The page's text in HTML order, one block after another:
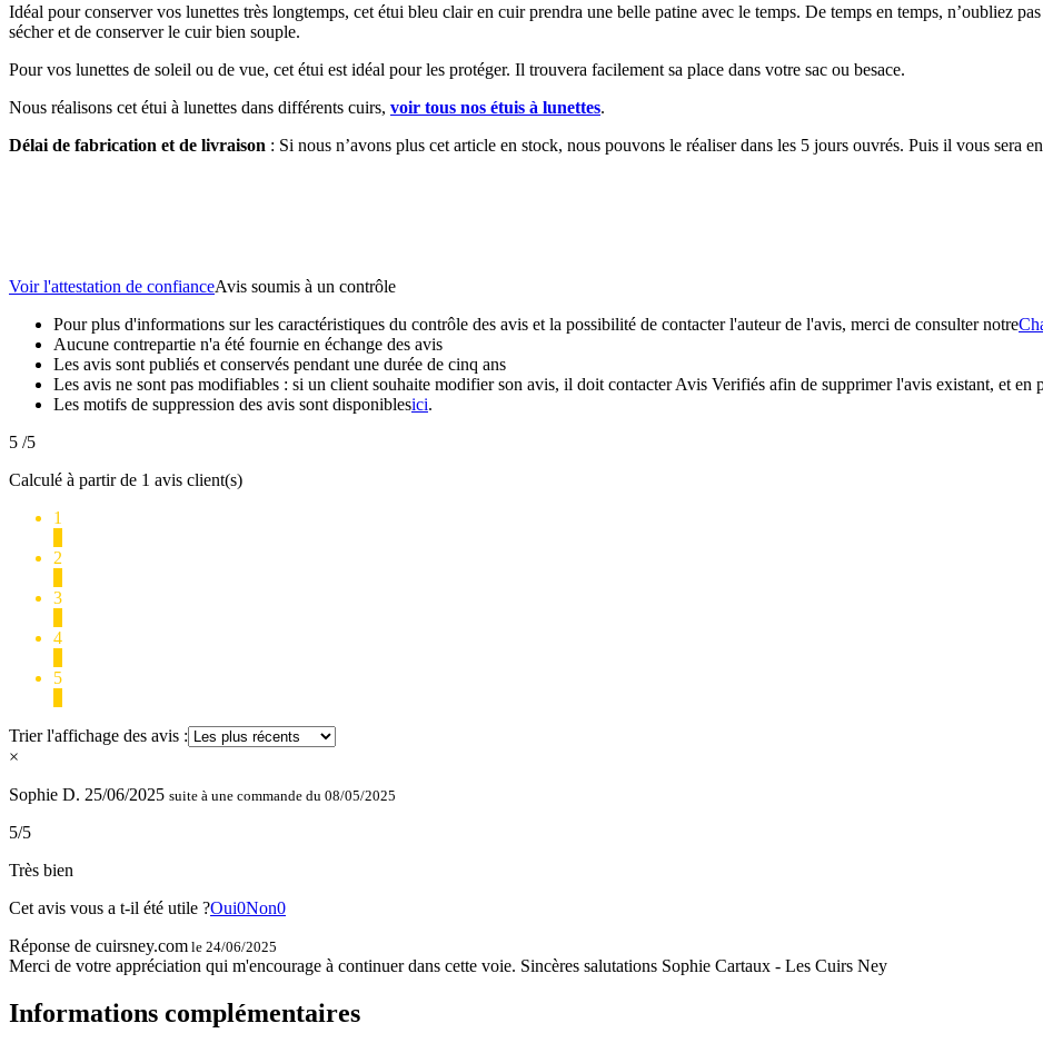
Idéal pour conserver vos lunettes très longtemps, cet étui bleu clair en cuir prendra une belle patine avec le temps. De temps en temps, n’oubliez
sécher et de conserver le cuir bien souple.
Pour vos lunettes de soleil ou de vue, cet étui est idéal pour les protéger. Il trouvera facilement sa place dans votre sac ou besace.
Nous réalisons cet étui à lunettes dans différents cuirs, voir tous nos étuis à lunettes.
Délai de fabrication et de livraison : Si nous n’avons plus cet article en stock, nous pouvons le réaliser dans les 5 jours ouvrés. Puis il vous sera
Voir l'attestation de confianceAvis soumis à un contrôle
Pour plus d'informations sur les caractéristiques du contrôle des avis et la possibilité de contacter l'auteur de l'avis, merci de consulter notre
Aucune contrepartie n'a été fournie en échange des avis
Les avis sont publiés et conservés pendant une durée de cinq ans
Les avis ne sont pas modifiables : si un client souhaite modifier son avis, il doit contacter Avis Verifiés afin de supprimer l'avis existant, et en
Les motifs de suppression des avis sont disponiblesici.
5 /5
Calculé à partir de 1 avis client(s)
1
2
3
4
5
Trier l'affichage des avis :
×
Sophie D. 25/06/2025 suite à une commande du 08/05/2025
5/5
Très bien
Cet avis vous a t-il été utile ?Oui0Non0
Réponse de cuirsney.com le 24/06/2025
Merci de votre appréciation qui m'encourage à continuer dans cette voie. Sincères salutations Sophie Cartaux - Les Cuirs Ney
Informations complémentaires